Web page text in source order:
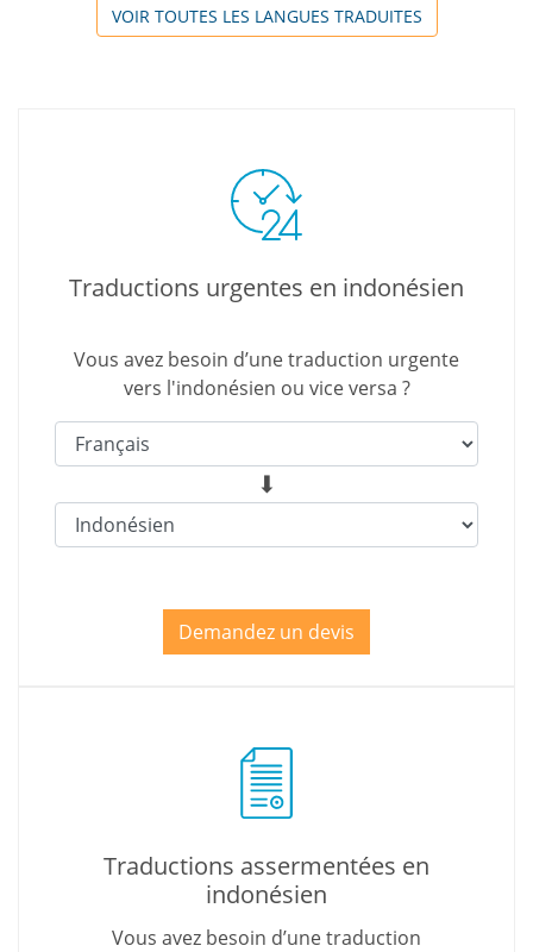
VOIR TOUTES LES LANGUES TRADUITES
Traductions urgentes en indonésien
Vous avez besoin d’une traduction urgente
vers l'indonésien ou vice versa ?
Demandez un devis
Traductions assermentées en
indonésien
Vous avez besoin d’une traduction